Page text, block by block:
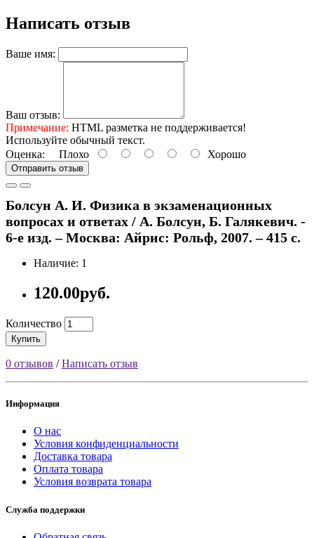
Написать отзыв
Ваше имя:
Ваш отзыв:
Примечание: HTML разметка не поддерживается!
Используйте обычный текст.
Оценка: Плохо Хорошо
Отправить отзыв
Болсун А. И. Физика в экзаменационных
вопросах и ответах / А. Болсун, Б. Галякевич. -
6-е изд. – Москва: Айрис: Рольф, 2007. – 415 с.
Наличие: 1
120.00руб.
Количество
Купить
0 отзывов /Написать отзыв
Информация
О нас
Условия конфиденциальности
Доставка товара
Оплата товара
Условия возврата товара
Служба поддержки